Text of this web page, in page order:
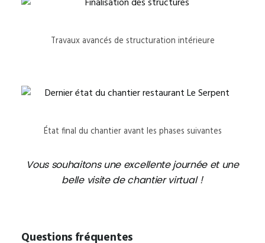
Travaux avancés de structuration intérieure
État final du chantier avant les phases suivantes
Vous souhaitons une excellente journée et une
belle visite de chantier virtual !
Questions fréquentes